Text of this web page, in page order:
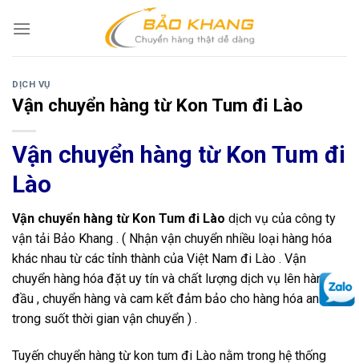
DỊCH VỤ
Vận chuyển hàng từ Kon Tum đi Lào
Vận chuyển hàng từ Kon Tum đi
Lào
Vận chuyển hàng từ Kon Tum đi Lào dịch vụ của công ty
vận tải Bảo Khang . ( Nhận vận chuyển nhiều loại hàng hóa
khác nhau từ các tỉnh thành của Việt Nam đi Lào . Vận
chuyển hàng hóa đặt uy tín và chất lượng dịch vụ lên hàng
đầu , chuyển hàng và cam kết đảm bảo cho hàng hóa an toàn
trong suốt thời gian vận chuyển ) .
Tuyến chuyển hàng từ kon tum đi Lào nằm trong hệ thống